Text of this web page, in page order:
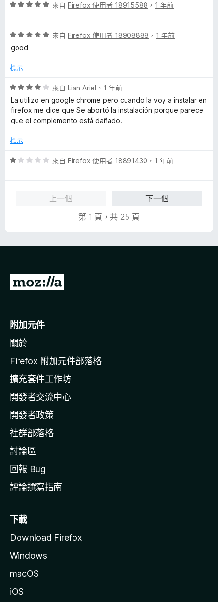
分
分
分
5
評
分
，
分
分
來自 Firefox 使用者 18915588 ， 1 年前
評
價
分
滿
分
5
來自 Firefox 使用者 18908888 ， 1 年前
good
標示
評
價
4
分
滿
5
來自 Lian Ariel ， 1 年前
La utilizo en google chrome pero cuando la voy a instalar en
firefox me dice que Se abortó la instalación porque parece
que el complemento está dañado.
標示
評
來自 Firefox 使用者 18891430 ， 1 年前
上一個
下一個
第 1 頁，共 25 頁
前
o
i
l
a
官
網
附加元件
關於
Firefox 附加元件部落格
擴充套件工作坊
開發者交流中心
開發者政策
社群部落格
討論區
回報 Bug
評論撰寫指南
下載
Download Firefox
Windows
macOS
iOS